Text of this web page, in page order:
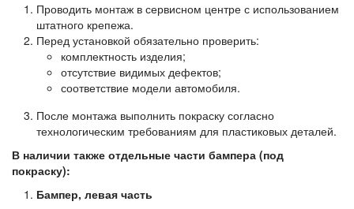
Проводить монтаж в сервисном центре с использованием
штатного крепежа.
Перед установкой обязательно проверить:
комплектность изделия;
отсутствие видимых дефектов;
соответствие модели автомобиля.
После монтажа выполнить покраску согласно
технологическим требованиям для пластиковых деталей.
В наличии также отдельные части бампера (под
покраску):
Бампер, левая часть